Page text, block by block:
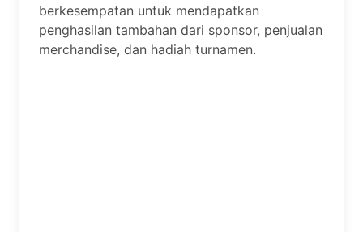
berkesempatan untuk mendapatkan
penghasilan tambahan dari sponsor, penjualan
merchandise, dan hadiah turnamen.